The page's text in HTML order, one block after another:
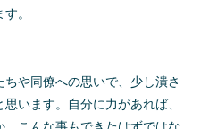
。
や同僚への思いで、少し潰さ
います。自分に力があれば、
こんな事もできたはずではな